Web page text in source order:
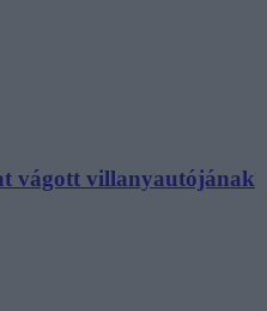
vágott villanyautójának